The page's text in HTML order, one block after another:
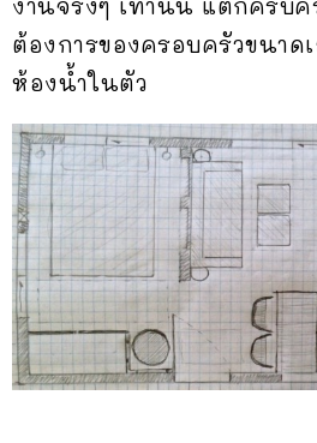
งานจริงๆ เท่านั้น แต่ก็ครบค
ต้องการของครอบครัวขนาด
ห้องน้ำในตัว